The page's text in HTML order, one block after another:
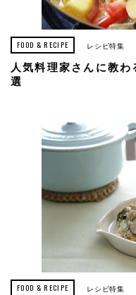
FOOD & RECIPE レシピ特集
人気料理家さんに教
選
FOOD & RECIPE レシピ特集